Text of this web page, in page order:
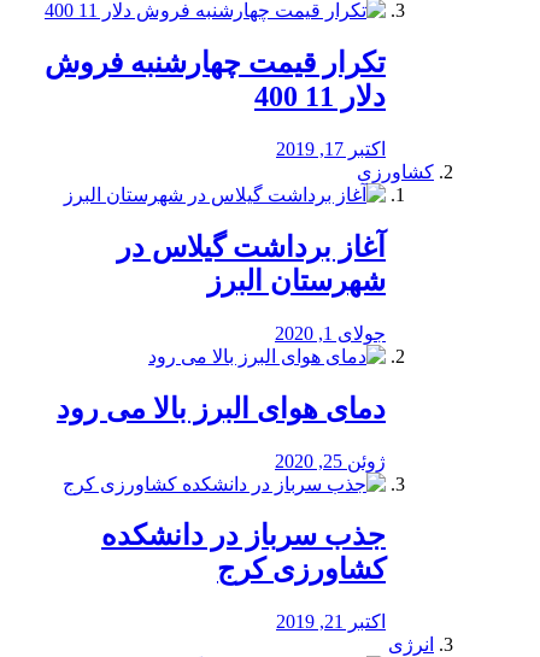
تکرار قیمت چهارشنبه فروش
دلار 11 400
اکتبر 17, 2019
کشاورزی
آغاز برداشت گیلاس در
شهرستان البرز
جولای 1, 2020
دمای هوای البرز بالا می رود
ژوئن 25, 2020
جذب سرباز در دانشکده
کشاورزی کرج
اکتبر 21, 2019
انرژی